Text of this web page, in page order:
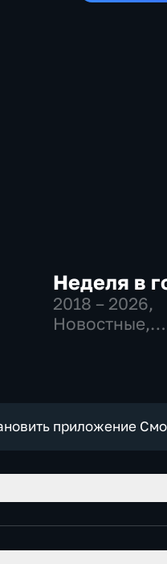
Неделя в
2018 – 2026,
Новостные,
приложение